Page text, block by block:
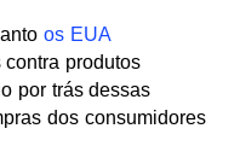
os EUA
produtos
por trás dessas
dos consumidores